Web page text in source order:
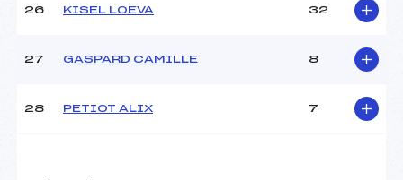
26 KISEL LOEVA 32
27 GASPARD CAMILLE 8
28 PETIOT ALIX 7